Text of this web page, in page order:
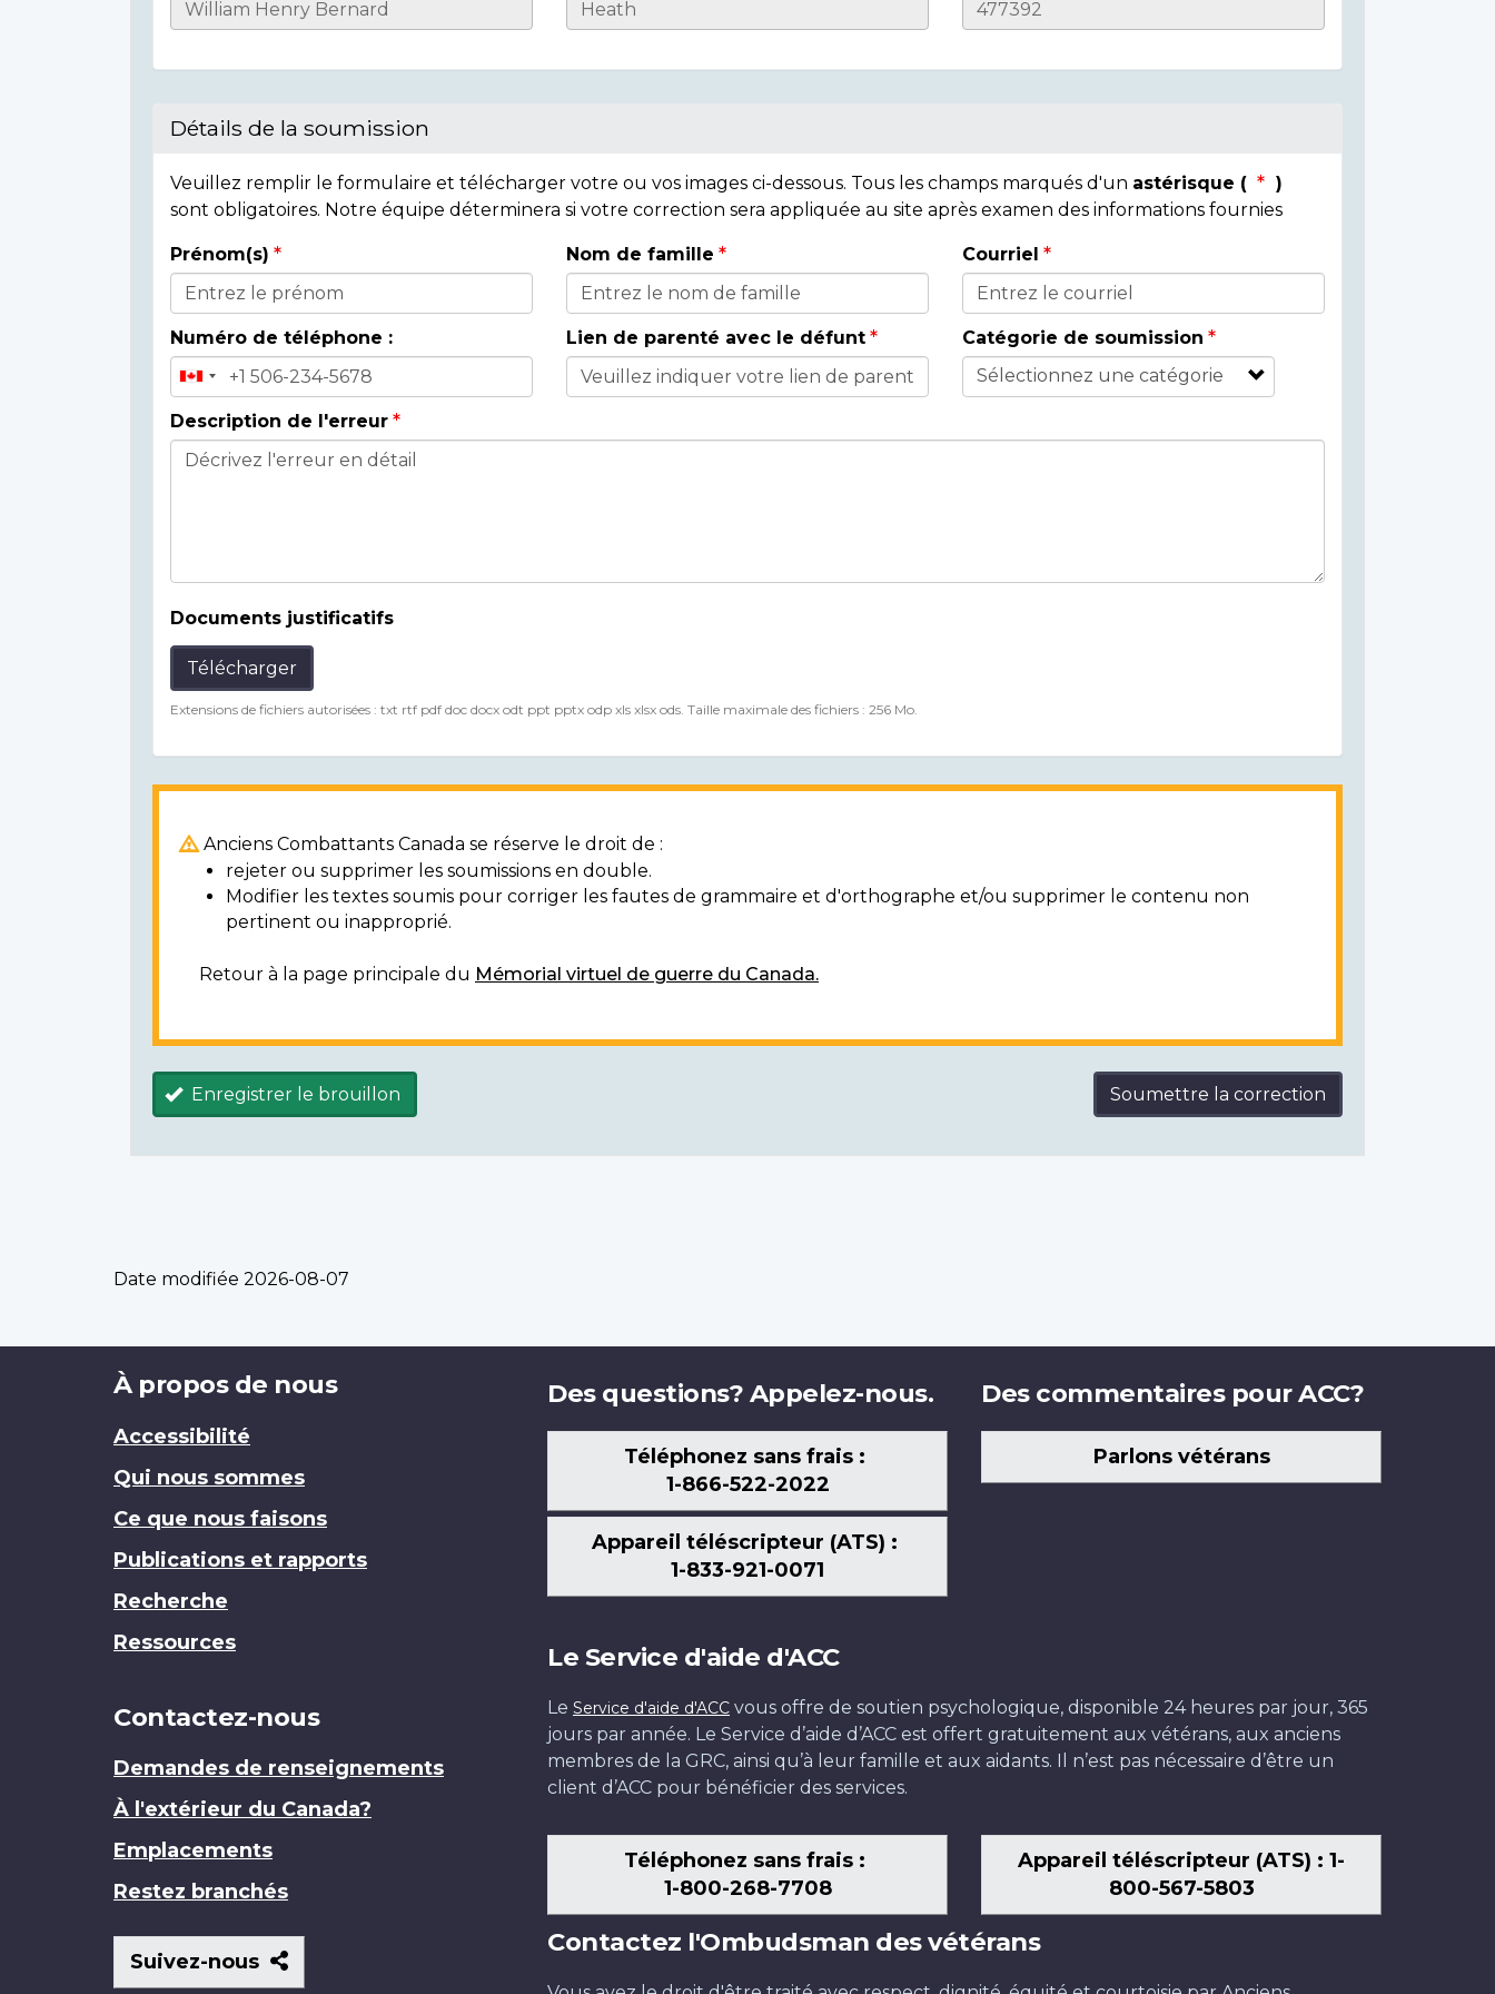
Casualty
Détails de la soumission
Veuillez remplir le formulaire et télécharger votre ou vos images ci-dessous. Tous les champs marqués d'un astérisque (
)
sont obligatoires. Notre équipe déterminera si votre correction sera appliquée au site après examen des informations fournies
Donor
Details
Prénom(s) Nom de famille Courriel
Numéro de téléphone : Lien de parenté avec le défunt Catégorie de soumission
Description de l'erreur
Documents justificatifs
Télécharger
Extensions de fichiers autorisées : txt rtf pdf doc docx odt ppt pptx odp xls xlsx ods. Taille maximale des fichiers : 256 Mo.
Anciens Combattants Canada se réserve le droit de :
rejeter ou supprimer les soumissions en double.
Modifier les textes soumis pour corriger les fautes de grammaire et d'orthographe et/ou supprimer le contenu non
pertinent ou inapproprié.
Retour à la page principale du Mémorial virtuel de guerre du Canada.
Enregistrer le brouillon Soumettre la correction
Date modifiée 2026-08-07
Brand
À propos de nous
Accessibilité
Qui nous sommes
Ce que nous faisons
Publications et rapports
Recherche
Ressources
Contactez-nous
Demandes de renseignements
À l'extérieur du Canada?
Emplacements
Restez branchés
Suivez-nous
Suivez-
nous
Des questions? Appelez-nous.
Téléphonez sans frais :
1-866-522-2022
Appareil téléscripteur (ATS) :
1-833-921-0071
Des commentaires pour ACC?
Parlons vétérans
Le Service d'aide d'ACC
Le Service d'aide d'ACC vous offre de soutien psychologique, disponible 24 heures par jour, 365
jours par année. Le Service d’aide d’ACC est offert gratuitement aux vétérans, aux anciens
membres de la GRC, ainsi qu’à leur famille et aux aidants. Il n’est pas nécessaire d’être un
client d’ACC pour bénéficier des services.
Téléphonez sans frais :
1-800-268-7708
Appareil téléscripteur (ATS) : 1-
800-567-5803
Contactez l'Ombudsman des vétérans